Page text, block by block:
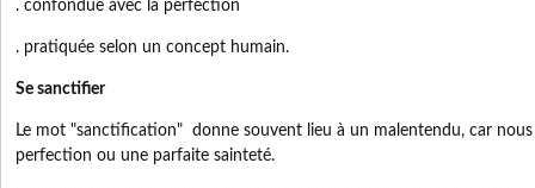
. confondue avec la perfection
. pratiquée selon un concept humain.
Se sanctifier
Le mot "sanctification" donne souvent lieu à un malentendu, car
perfection ou une parfaite sainteté.